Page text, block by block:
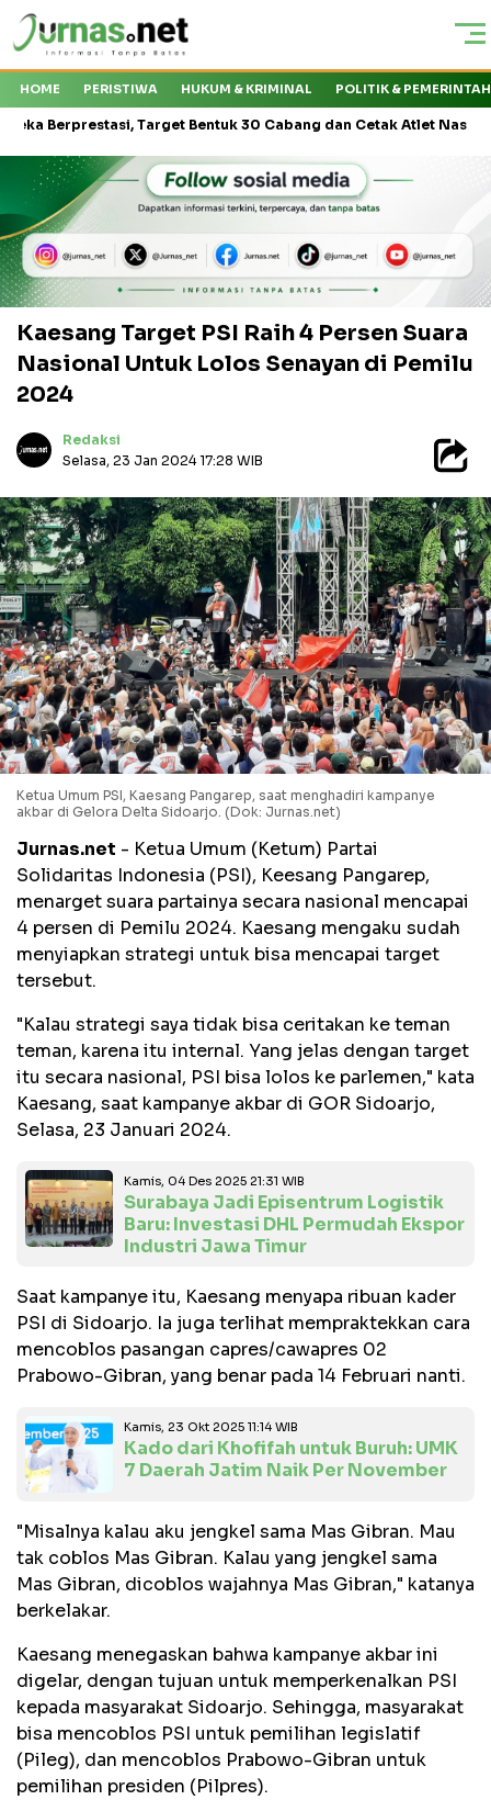
HOME PERISTIWA HUKUM & KRIMINAL POLITIK &
Target Bentuk 30 Cabang dan Cetak Atlet Nasional
Kaesang Target PSI Raih 4 Persen Suara
Nasional Untuk Lolos Senayan di Pemilu
2024
Redaksi
Selasa, 23 Jan 2024 17:28 WIB
Ketua Umum PSI, Kaesang Pangarep, saat menghadiri kampanye
akbar di Gelora Delta Sidoarjo. (Dok: Jurnas.net)
Jurnas.net - Ketua Umum (Ketum) Partai
Solidaritas Indonesia (PSI), Keesang Pangarep,
menarget suara partainya secara nasional mencapai
4 persen di Pemilu 2024. Kaesang mengaku sudah
menyiapkan strategi untuk bisa mencapai target
tersebut.
"Kalau strategi saya tidak bisa ceritakan ke teman
teman, karena itu internal. Yang jelas dengan target
itu secara nasional, PSI bisa lolos ke parlemen," kata
Kaesang, saat kampanye akbar di GOR Sidoarjo,
Selasa, 23 Januari 2024.
Kamis, 04 Des 2025 21:31 WIB
Surabaya Jadi Episentrum Logistik
Baru: Investasi DHL Permudah Ekspor
Industri Jawa Timur
Saat kampanye itu, Kaesang menyapa ribuan kader
PSI di Sidoarjo. Ia juga terlihat mempraktekkan cara
mencoblos pasangan capres/cawapres 02
Prabowo-Gibran, yang benar pada 14 Februari nanti.
Kamis, 23 Okt 2025 11:14 WIB
Kado dari Khofifah untuk Buruh: UMK
7 Daerah Jatim Naik Per November
"Misalnya kalau aku jengkel sama Mas Gibran. Mau
tak coblos Mas Gibran. Kalau yang jengkel sama
Mas Gibran, dicoblos wajahnya Mas Gibran," katanya
berkelakar.
Kaesang menegaskan bahwa kampanye akbar ini
digelar, dengan tujuan untuk memperkenalkan PSI
kepada masyarakat Sidoarjo. Sehingga, masyarakat
bisa mencoblos PSI untuk pemilihan legislatif
(Pileg), dan mencoblos Prabowo-Gibran untuk
pemilihan presiden (Pilpres).